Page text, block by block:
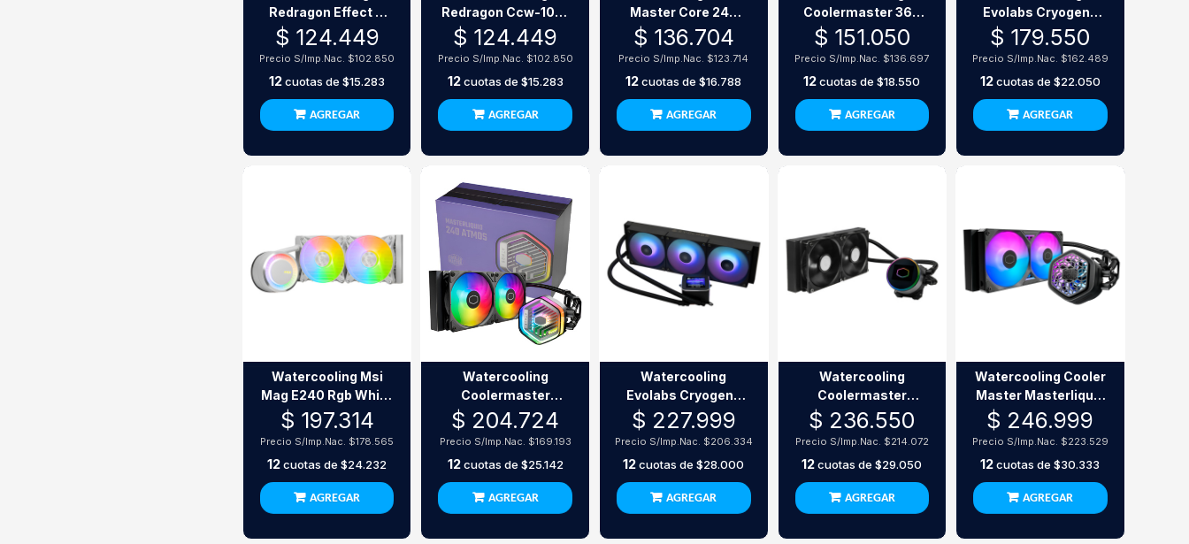
Redragon Effect X
Ccw-3000 Rgb
S1700
$ 124.449
Precio S/Imp.Nac. $102.850
12cuotas de$15.283
AGREGAR
Redragon Ccw-1018
360 Argb 1700/Am5
$ 124.449
Precio S/Imp.Nac. $102.850
12cuotas de $15.283
AGREGAR
Master Core 240
Argb White
$ 136.704
Precio S/Imp.Nac. $123.714
12cuotas de$16.788
AGREGAR
Coolermaster 360
Core Ii Argb
$ 151.050
Precio S/Imp.Nac. $136.697
12cuotas de$18.550
AGREGAR
Evolabs Cryogene
Supreme 240 Argb
$ 179.550
Precio S/Imp.Nac. $162.489
12cuotas de $22.050
AGREGAR
Watercooling Msi
Mag E240 Rgb White
Lga1700
$ 197.314
Precio S/Imp.Nac. $178.565
12cuotas de$24.232
AGREGAR
Watercooling
Coolermaster
Masterliquid 240
Atmos
$ 204.724
Precio S/Imp.Nac. $169.193
12cuotas de $25.142
AGREGAR
Watercooling
Evolabs Cryogene
Supreme 360 Argb
$ 227.999
Precio S/Imp.Nac. $206.334
12cuotas de$28.000
AGREGAR
Watercooling
Coolermaster
Masterliquid Ml240
Vivid Black
$ 236.550
Precio S/Imp.Nac. $214.072
12cuotas de$29.050
AGREGAR
Watercooling Cooler
Master Masterliquid
240 Atmos Ii Vrm
$ 246.999
Precio S/Imp.Nac. $223.529
12cuotas de$30.333
AGREGAR